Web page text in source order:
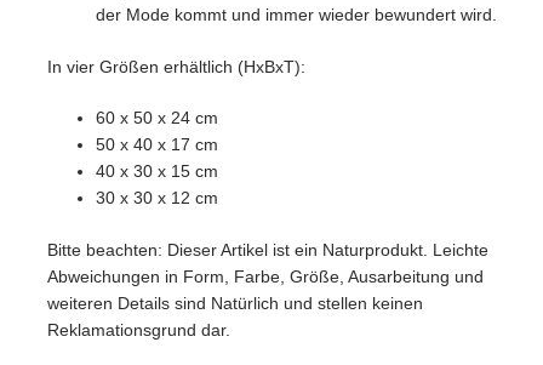
der Mode kommt und immer wieder bewundert wird.
In vier Größen erhältlich (HxBxT):
60 x 50 x 24 cm
50 x 40 x 17 cm
40 x 30 x 15 cm
30 x 30 x 12 cm
Bitte beachten: Dieser Artikel ist ein Naturprodukt. Leichte
Abweichungen in Form, Farbe, Größe, Ausarbeitung und
weiteren Details sind Natürlich und stellen keinen
Reklamationsgrund dar.